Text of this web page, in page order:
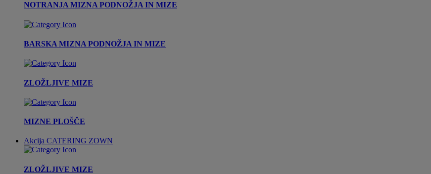
NOTRANJA MIZNA PODNOŽJA IN MIZE
BARSKA MIZNA PODNOŽJA IN MIZE
ZLOŽLJIVE MIZE
MIZNE PLOŠČE
Akcija CATERING ZOWN
ZLOŽLJIVE MIZE